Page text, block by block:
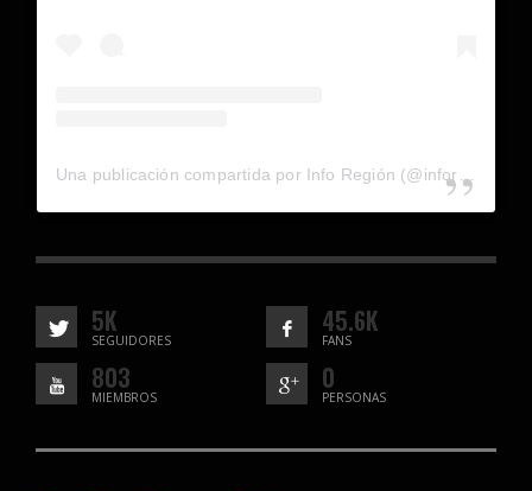
5K
SEGUIDORES
45.6K
FANS
803
MIEMBROS
0
PERSONAS